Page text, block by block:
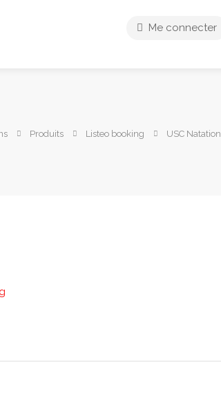
Me connecter
Produits Listeo booking USC Natation